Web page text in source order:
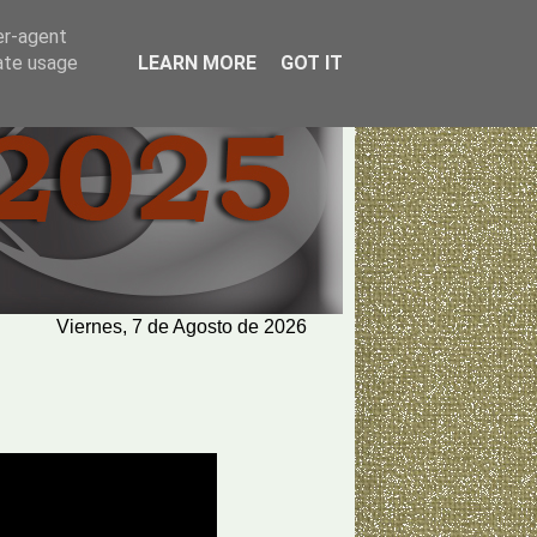
Viernes, 7 de Agosto de 2026
agent
usage
LEARN MORE GOT IT